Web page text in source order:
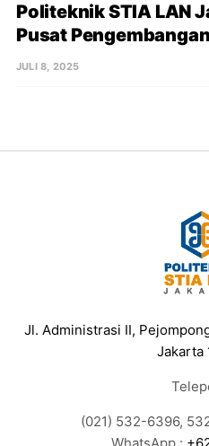
Politeknik STIA LAN
Pusat
Legislatif Setjen DPR RI
JULI 8, 2025
Jl. Administrasi II,
Jakarta
(021) 532-6396,
WhatsApp :